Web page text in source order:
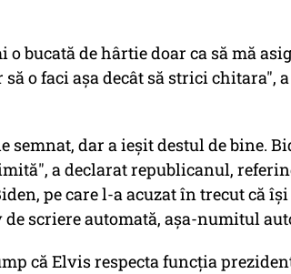
bucată de hârtie doar ca să mă
o faci aşa decât să strici chitara",
semnat, dar a ieşit destul de bine.
a declarat republicanul,
pe care l-a acuzat în trecut că
scriere automată, aşa-numitul
că Elvis respecta funcţia